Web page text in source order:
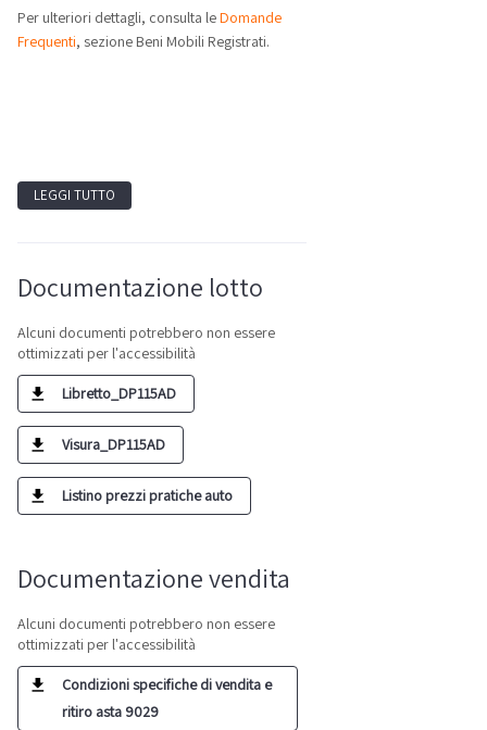
Per ulteriori dettagli, consulta leDomande
Frequenti, sezione Beni Mobili Registrati.
LEGGI TUTTO
Documentazione lotto
Alcuni documenti potrebbero non essere
ottimizzati per l'accessibilità
Libretto_DP115AD
Visura_DP115AD
Listino prezzi pratiche auto
Documentazione vendita
Alcuni documenti potrebbero non essere
ottimizzati per l'accessibilità
Condizioni specifiche di vendita e
ritiro asta 9029